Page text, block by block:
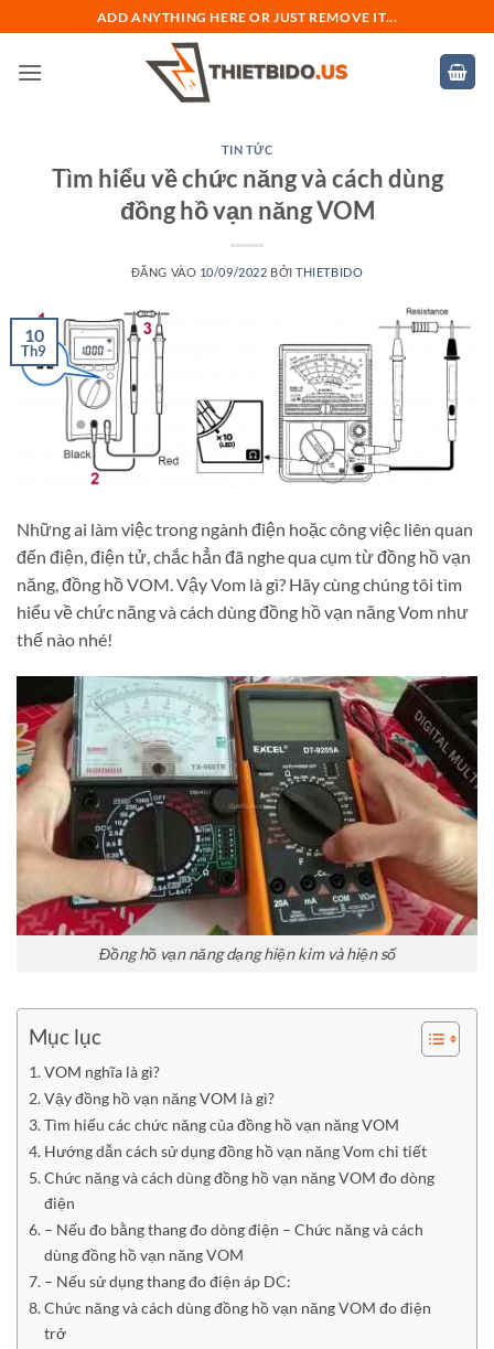
qua
nội
ADD ANYTHING HERE OR JUST REMOVE IT...
TIN TỨC
Tìm hiểu về chức năng và cách dùng
đồng hồ vạn năng VOM
ĐĂNG VÀO 10/09/2022 BỞITHIETBIDO
10
Th9
Những ai làm việc trong ngành điện hoặc công việc liên quan
đến điện, điện tử, chắc hẳn đã nghe qua cụm từ đồng hồ vạn
năng, đồng hồ VOM. Vậy Vom là gì? Hãy cùng chúng tôi tìm
hiểu về chức năng và cách dùng đồng hồ vạn năng Vom như
thế nào nhé!
Đồng hồ vạn năng dạng hiện kim và hiện số
Mục lục
VOM nghĩa là gì?
Vậy đồng hồ vạn năng VOM là gì?
Tìm hiểu các chức năng của đồng hồ vạn năng VOM
Hướng dẫn cách sử dụng đồng hồ vạn năng Vom chi tiết
Chức năng và cách dùng đồng hồ vạn năng VOM đo dòng
điện
– Nếu đo bằng thang đo dòng điện – Chức năng và cách
dùng đồng hồ vạn năng VOM
– Nếu sử dụng thang đo điện áp DC:
Chức năng và cách dùng đồng hồ vạn năng VOM đo điện
trở